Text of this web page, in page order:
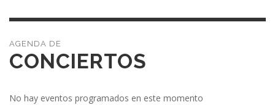
CONCIERTOS
No hay eventos programados en este momento